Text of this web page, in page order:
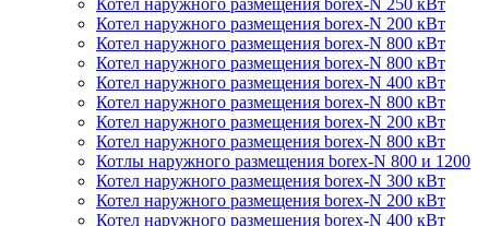
Котел наружного размещения borex-N 250 кВт
Котел наружного размещения borex-N 200 кВт
Котел наружного размещения borex-N 800 кВт
Котел наружного размещения borex-N 800 кВт
Котел наружного размещения borex-N 400 кВт
Котел наружного размещения borex-N 800 кВт
Котел наружного размещения borex-N 200 кВт
Котел наружного размещения borex-N 800 кВт
Котлы наружного размещения borex-N 800 и 1200
Котел наружного размещения borex-N 300 кВт
Котел наружного размещения borex-N 200 кВт
Котел наружного размещения borex-N 400 кВт